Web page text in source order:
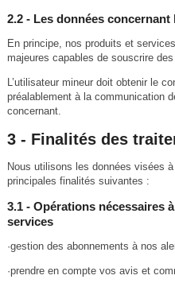
2.2 - Les données concernant
En principe, nos produits et
majeures capables de souscrire
L’utilisateur mineur doit obtenir le
préalablement à la communication
concernant.
3 - Finalités des
Nous utilisons les données visées
principales finalités suivantes :
3.1 - Opérations nécessaires
services
·gestion des abonnements à nos
·prendre en compte vos avis et